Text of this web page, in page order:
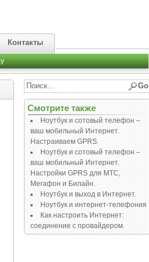
Контакты
Смотрите также
Ноутбук и сотовый телефон –
ваш мобильный Интернет.
Настраиваем GPRS.
Ноутбук и сотовый телефон –
ваш мобильный Интернет.
Настройки GPRS для МТС,
Мегафон и Билайн.
Ноутбук и выход в Интернет.
Ноутбук и интернет-телефония
Как настроить Интернет:
соединение с провайдером.